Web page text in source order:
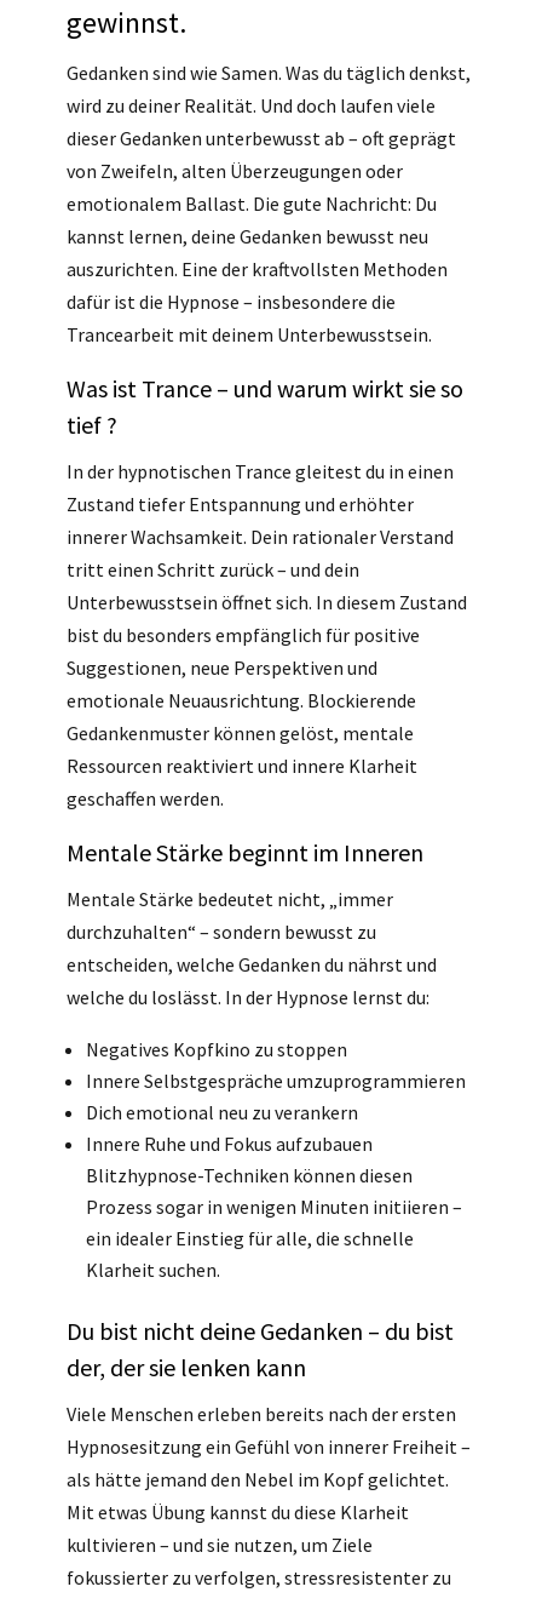
gewinnst.
Gedanken sind wie Samen. Was du täglich denkst,
wird zu deiner Realität. Und doch laufen viele
dieser Gedanken unterbewusst ab – oft geprägt
von Zweifeln, alten Überzeugungen oder
emotionalem Ballast. Die gute Nachricht: Du
kannst lernen, deine Gedanken bewusst neu
auszurichten. Eine der kraftvollsten Methoden
dafür ist die Hypnose – insbesondere die
Trancearbeit mit deinem Unterbewusstsein.
Was ist Trance – und warum wirkt sie so
tief ?
In der hypnotischen Trance gleitest du in einen
Zustand tiefer Entspannung und erhöhter
innerer Wachsamkeit. Dein rationaler Verstand
tritt einen Schritt zurück – und dein
Unterbewusstsein öffnet sich. In diesem Zustand
bist du besonders empfänglich für positive
Suggestionen, neue Perspektiven und
emotionale Neuausrichtung. Blockierende
Gedankenmuster können gelöst, mentale
Ressourcen reaktiviert und innere Klarheit
geschaffen werden.
Mentale Stärke beginnt im Inneren
Mentale Stärke bedeutet nicht, „immer
durchzuhalten“ – sondern bewusst zu
entscheiden, welche Gedanken du nährst und
welche du loslässt. In der Hypnose lernst du:
Negatives Kopfkino zu stoppen
Innere Selbstgespräche umzuprogrammieren
Dich emotional neu zu verankern
Innere Ruhe und Fokus aufzubauen
Blitzhypnose-Techniken können diesen
Prozess sogar in wenigen Minuten initiieren –
ein idealer Einstieg für alle, die schnelle
Klarheit suchen.
Du bist nicht deine Gedanken – du bist
der, der sie lenken kann
Viele Menschen erleben bereits nach der ersten
Hypnosesitzung ein Gefühl von innerer Freiheit –
als hätte jemand den Nebel im Kopf gelichtet.
Mit etwas Übung kannst du diese Klarheit
kultivieren – und sie nutzen, um Ziele
fokussierter zu verfolgen, stressresistenter zu